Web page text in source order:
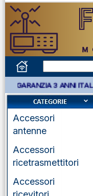
3 ANNI ITALIA SU TUTTI
Accessori
antenne
Accessori
ricetrasmettitori
Accessori